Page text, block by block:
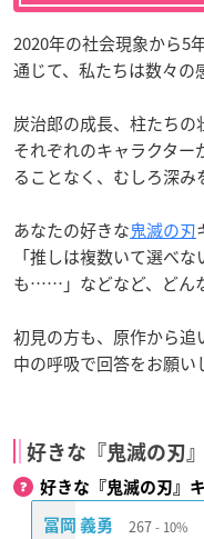
2020年の社会現象から5
通じて、私たちは数々の
炭治郎の成長、柱たち
それぞれのキャラクター
ることなく、むしろ深み
あなたの好きな鬼滅の刃
「推しは複数いて選べ
も……」などなど、どん
初見の方も、原作から
中の呼吸で回答をお願い
好きな『鬼滅の刃
好きな『鬼滅の刃』
冨岡 義勇 267 10%